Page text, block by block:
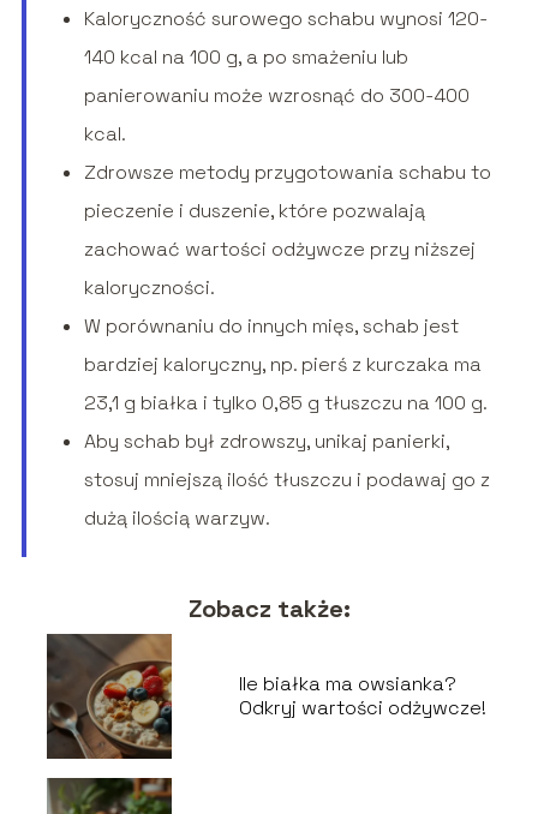
Kaloryczność surowego schabu wynosi 120-
140 kcal na 100 g, a po smażeniu lub
panierowaniu może wzrosnąć do 300-400
kcal.
Zdrowsze metody przygotowania schabu to
pieczenie i duszenie, które pozwalają
zachować wartości odżywcze przy niższej
kaloryczności.
W porównaniu do innych mięs, schab jest
bardziej kaloryczny, np. pierś z kurczaka ma
23,1 g białka i tylko 0,85 g tłuszczu na 100 g.
Aby schab był zdrowszy, unikaj panierki,
stosuj mniejszą ilość tłuszczu i podawaj go z
dużą ilością warzyw.
Zobacz także:
Ile białka ma owsianka?
Odkryj wartości odżywcze!